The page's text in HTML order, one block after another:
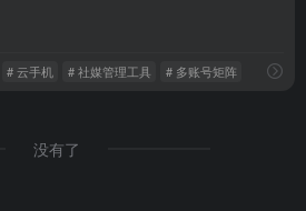
# 云手机 # 社媒管理工具 # 多账号矩阵
没有了